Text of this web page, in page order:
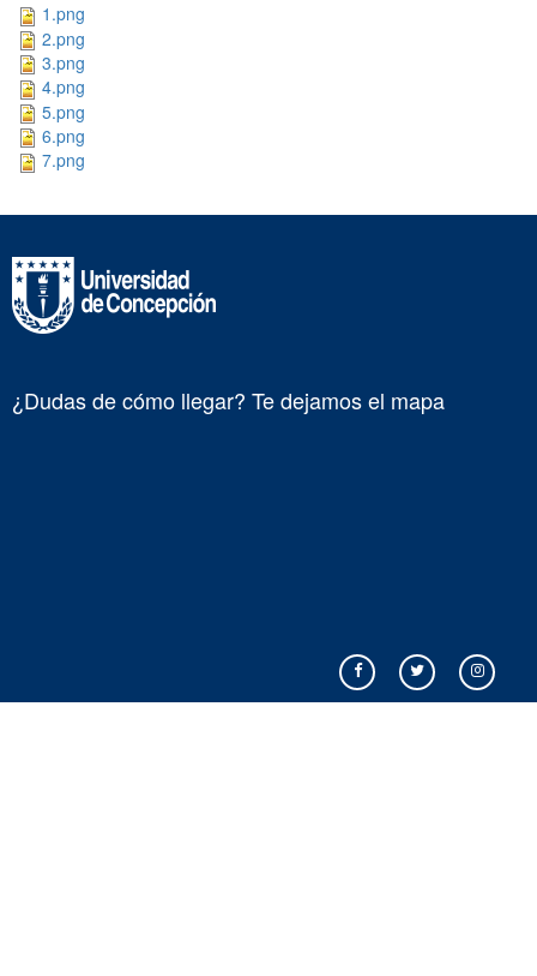
1.png
2.png
3.png
4.png
5.png
6.png
7.png
¿Dudas de cómo llegar? Te dejamos el mapa